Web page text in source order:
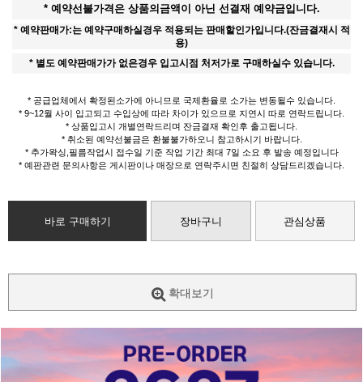
* 예약선불가격은 상품의금액이 아닌 선결재 예약금입니다.
* 예약판매가:는 예약구매하실경우 적용되는 판매할인가입니다.(잔금결재시 적
용)
* 별도 예약판매가가 없은경우 입고시점 처저가로 구매하실수 있습니다.
* 공급업체에서 확정된소가에 아니므로 국제환율로 소가는 변동될수 있습니다.
* 9~12월 사이 입고되고 수입상에 따라 차이가 있으므로 지연시 따로 연락드립니다.
* 상품입고시 개별연락드리며 잔금결재 확인후 출고됩니다.
* 취소된 예약선불금은 환불불가하오니 참고하시기 바랍니다.
* 추가왁싱,필름작업시 접수일 기준 작업 기간 최대 7일 소요 후 발송 예정입니다
* 예판관련 문의사항은 게시판이나 매장으로 연락주시면 친절히 상담드리겠습니다.
바로 구매하기 장바구니 관심상품
확대보기